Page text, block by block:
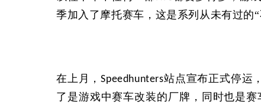
季加入了摩托赛车，这是系列从未有过的“
在上月，Speedhunters站点宣布正式停运
了是游戏中赛车改装的厂牌，同时也是